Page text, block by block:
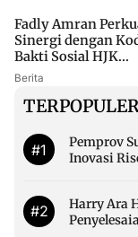
Fadly Amran
Sinergi dengan
Bakti Sosial HJK...
Berita
#1
Pemprov
Inovasi
#2
Harry Ara